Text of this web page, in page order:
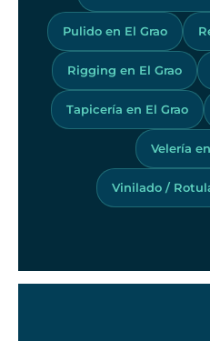
Pulido en El Grao
Rigging en El Grao
Tapicería en El Grao
Velería
Vinilado /